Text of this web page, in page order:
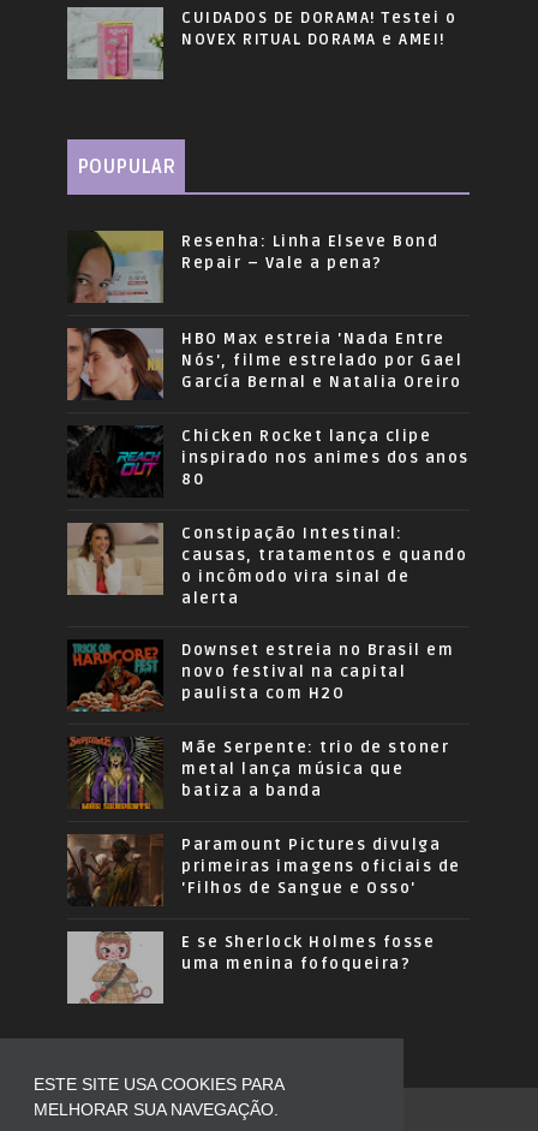
ESTE SITE USA COOKIES PARA
MELHORAR SUA NAVEGAÇÃO.
CUIDADOS DE DORAMA! Testei o
NOVEX RITUAL DORAMA e AMEI!
POUPULAR
Resenha: Linha Elseve Bond
Repair – Vale a pena?
HBO Max estreia 'Nada Entre
Nós', filme estrelado por Gael
García Bernal e Natalia Oreiro
Chicken Rocket lança clipe
inspirado nos animes dos anos
80
Constipação Intestinal:
causas, tratamentos e quando
o incômodo vira sinal de
alerta
Downset estreia no Brasil em
novo festival na capital
paulista com H2O
Mãe Serpente: trio de stoner
metal lança música que
batiza a banda
Paramount Pictures divulga
primeiras imagens oficiais de
'Filhos de Sangue e Osso'
E se Sherlock Holmes fosse
uma menina fofoqueira?
COPYRIGHT ©2026